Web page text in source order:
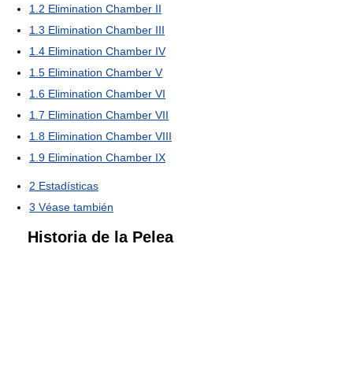
1.2 Elimination Chamber II
1.3 Elimination Chamber III
1.4 Elimination Chamber IV
1.5 Elimination Chamber V
1.6 Elimination Chamber VI
1.7 Elimination Chamber VII
1.8 Elimination Chamber VIII
1.9 Elimination Chamber IX
2 Estadísticas
3 Véase también
Historia de la Pelea